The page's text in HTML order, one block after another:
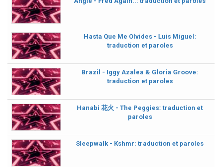
Hasta Que Me Olvides - Luis Miguel:
traduction et paroles
Brazil - Iggy Azalea & Gloria Groove:
traduction et paroles
Hanabi 花火 - The Peggies: traduction et
paroles
Sleepwalk - Kshmr: traduction et paroles